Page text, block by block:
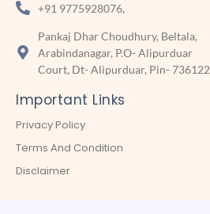
+91 9775928076,
Pankaj Dhar Choudhury, Beltala,
Arabindanagar, P.O- Alipurduar
Court, Dt- Alipurduar, Pin- 736122
Important Links
Privacy Policy
Terms And Condition
Disclaimer